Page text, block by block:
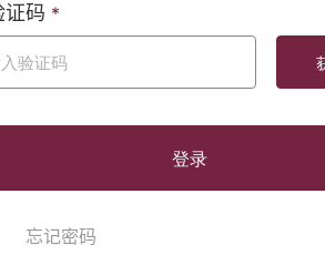
证码 *
登录
忘记密码